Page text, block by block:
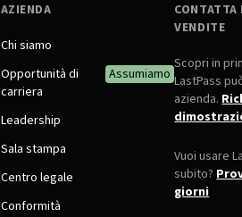
AZIENDA
Chi siamo
Opportunità di
carriera
Assumiamo
Leadership
Sala stampa
Centro legale
Conformità
CONTATTA
VENDITE
Scopri in
LastPass
azienda.
Vuoi usare
subito?
giorni